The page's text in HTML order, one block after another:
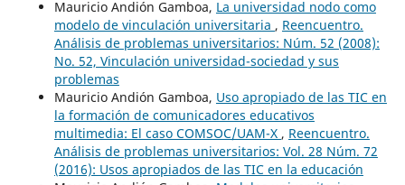
Mauricio Andión Gamboa, La universidad nodo como
modelo de vinculación universitaria , Reencuentro.
Análisis de problemas universitarios: Núm. 52 (2008):
No. 52, Vinculación universidad-sociedad y sus
problemas
Mauricio Andión Gamboa, Uso apropiado de las TIC en
la formación de comunicadores educativos
multimedia: El caso COMSOC/UAM-X , Reencuentro.
Análisis de problemas universitarios: Vol. 28 Núm. 72
(2016): Usos apropiados de las TIC en la educación